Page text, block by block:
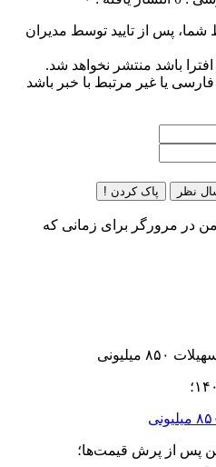
پس از تایید توسط مدیران
باشد منتشر نخواهد شد.
یا غیر مرتبط با خبر باشد
نظر پاک کردن !
در مرورگر برای زمانی که